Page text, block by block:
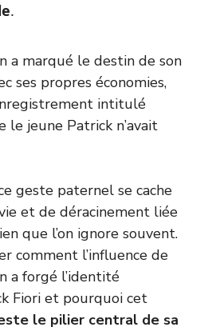
.
a marqué le destin de son
ses propres économies,
intitulé
le jeune Patrick n’avait
geste paternel se cache
et de déracinement liée
que l’on ignore souvent.
comment l’influence de
a forgé l’identité
Fiori et pourquoi cet
le pilier central de sa